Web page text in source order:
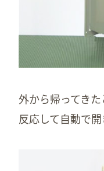
外から帰ってき
反応して自動で開